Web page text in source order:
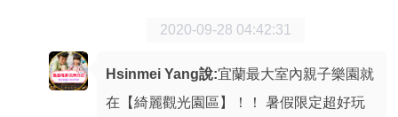
2020-09-28 04:42:31
Hsinmei Yang說:宜蘭最大室內親子樂園就
在【綺麗觀光園區】！！ 暑假限定超好玩